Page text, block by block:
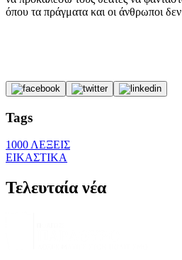
όπου τα πράγματα και οι άνθρωποι
Tags
1000 ΛΕΞΕΙΣ
ΕΙΚΑΣΤΙΚΑ
Τελευταία νέα